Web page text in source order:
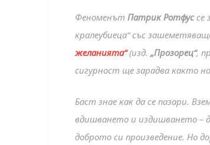
Феноменът Патрик Ротфуссе
кралеубиеца“ със
желанията“(изд. „Прозорец“,
сигурност ще зарадва както
Баст знае как да се пазари.
вдишването и издишването –
доброто си произведение. Но